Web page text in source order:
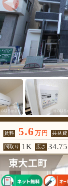
賃料 5.6 万円 共益費
間取り 1K 広さ 34.75